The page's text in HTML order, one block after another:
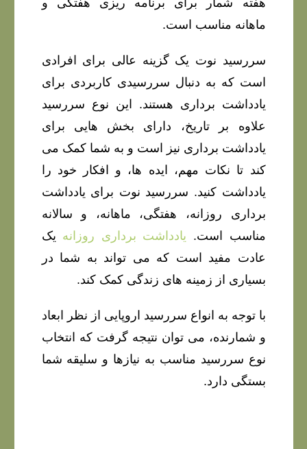
ماهانه مناسب است.
سررسید نوت یک گزینه عالی برای افرادی
است که به دنبال سررسیدی کاربردی برای
یادداشت برداری هستند. این نوع سررسید
علاوه بر تاریخ، دارای بخش هایی برای
یادداشت برداری نیز است و به شما کمک می
کند تا نکات مهم، ایده ها، و افکار خود را
یادداشت کنید. سررسید نوت برای یادداشت
برداری روزانه،
هفتگی، ماهانه، و سالانه
مناسب است. یادداشت برداری روزانه یک
عادت مفید است که می تواند به شما در
بسیاری از زمینه های زندگی کمک کند.
با توجه به انواع سررسید اروپایی از نظر ابعاد
و شمارنده، می توان نتیجه گرفت که انتخاب
نوع سررسید مناسب به نیازها و سلیقه شما
بستگی دارد.